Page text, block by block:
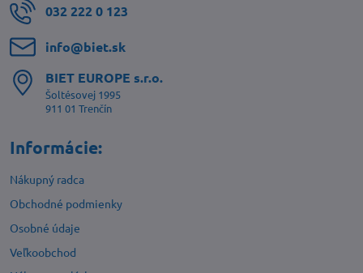
032 222 0 123
info​@biet​.sk
BIET EUROPE s​.r​.o​.
Šoltésovej 1995
911 01 Trenčín
Informácie:
Nákupný radca
Obchodné podmienky
Osobné údaje
Veľkoobchod